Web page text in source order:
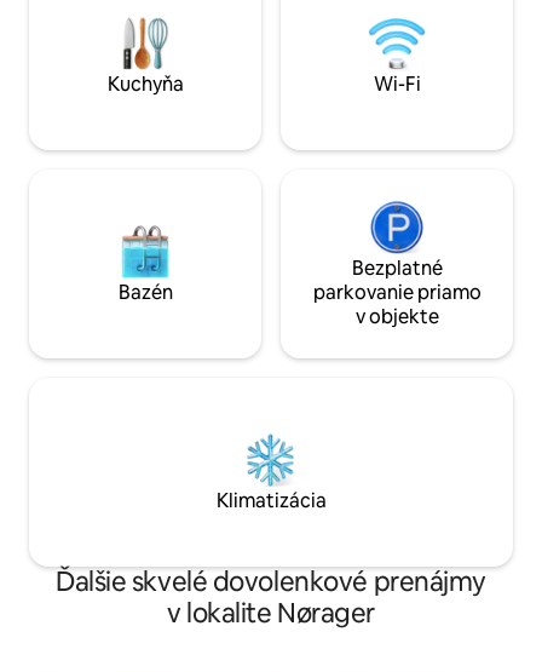
Ubytovanie obsahuje aj 1 izbu s
manželskou posteľou (200 x 180), 1 izbu s
posteľou 3/4 (200 x 140) a kúpeľňu so
sprchovacím kútom a práčkou so
Fodballgolf a
dohode. V
Skov.
Kuchyňa Wi-Fi
Bazén
Bezplatné
parkovanie priamo
v objekte
Klimatizácia
Ďalšie skvelé dovolenkové prenájmy
v lokalite Nørager